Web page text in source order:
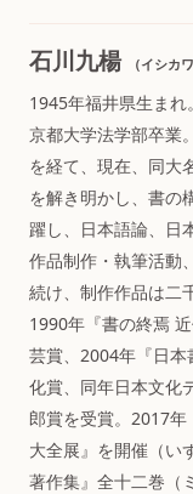
石川九楊 （イシカ
1945年福井県生まれ
京都大学法学部卒業
を経て、現在、同大
を解き明かし、書の
躍し、日本語論、日
作品制作・執筆活動
続け、制作作品は二
1990年『書の終焉
芸賞、2004年『日
化賞、同年日本文化
郎賞を受賞。2017
大全展』を開催（い
著作集』全十二巻（